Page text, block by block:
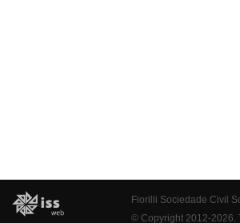
Fiorilli Sociedade Civil
© Copyright 2012-2026.